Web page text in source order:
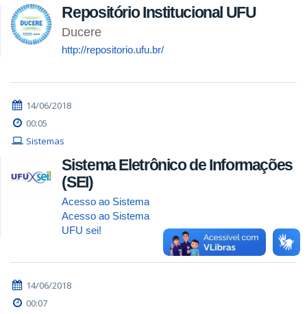
Repositório Institucional UFU
Ducere
http://repositorio.ufu.br/
14/06/2018
00:05
Sistemas
Sistema Eletrônico de Informações
(SEI)
Acesso ao Sistema
Acesso ao Sistema
UFU sei!
14/06/2018
00:07